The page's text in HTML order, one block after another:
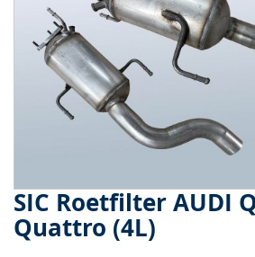
SIC Roetfilter AUDI
Quattro (4L)
afbeeldingen-
gallerij
Ga
naar
het